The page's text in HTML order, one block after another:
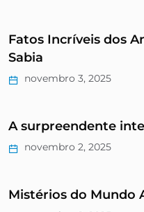
Fatos Incríveis dos
Sabia
novembro 3, 2025
A surpreendente
novembro 2, 2025
Mistérios do Mundo